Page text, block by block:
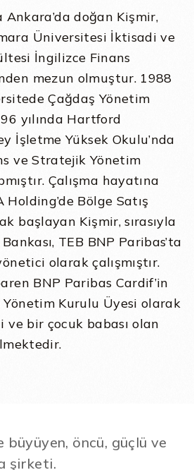
Ankara’da doğan Kişmir,
Üniversitesi İktisadi ve
İngilizce Finans
mezun olmuştur. 1988
Çağdaş Yönetim
yılında Hartford
İşletme Yüksek Okulu’nda
ve Stratejik Yönetim
Çalışma hayatına
Holding’de Bölge Satış
başlayan Kişmir, sırasıyla
TEB BNP Paribas’ta
olarak çalışmıştır.
BNP Paribas Cardif’in
Yönetim Kurulu Üyesi olarak
ve bir çocuk babası olan
büyüyen, öncü, güçlü ve
şirketi.